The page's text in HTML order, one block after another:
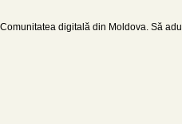
Comunitatea digitală din Moldova. Să